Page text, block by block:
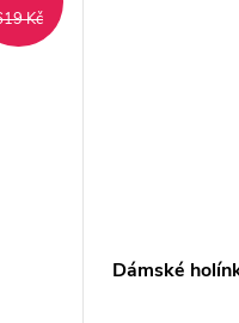
Kč
Dámské